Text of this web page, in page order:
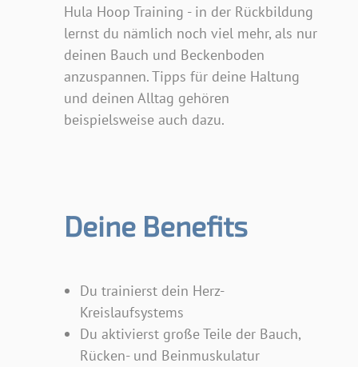
Hula Hoop Training - in der Rückbildung
lernst du nämlich noch viel mehr, als nur
deinen Bauch und Beckenboden
anzuspannen. Tipps für deine Haltung
und deinen Alltag gehören
beispielsweise auch dazu.
Deine Benefits
Du trainierst dein Herz-
Kreislaufsystems
Du aktivierst große Teile der Bauch,
Rücken- und Beinmuskulatur